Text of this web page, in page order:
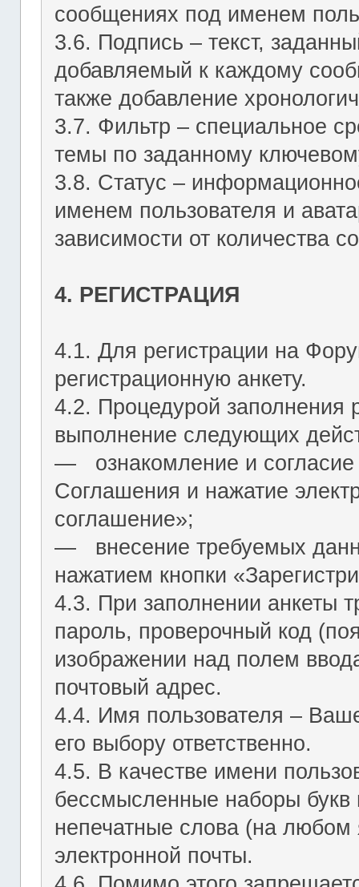
сообщениях под именем
3.6. Подпись – текст,
добавляемый к каждому
также добавление
3.7. Фильтр – специальное
темы по заданному
3.8. Статус –
именем пользователя и
зависимости от количества
4. РЕГИСТРАЦИЯ
4.1. Для регистрации на
регистрационную анкету.
4.2. Процедурой заполнения
выполнение следующих
― ознакомление и согласие
Соглашения и нажатие
соглашение»;
― внесение требуемых
нажатием кнопки
4.3. При заполнении анкеты
пароль, проверочный код
изображении над полем
почтовый адрес.
4.4. Имя пользователя –
его выбору ответственно.
4.5. В качестве имени
бессмысленные наборы
непечатные слова (на любом
электронной почты.